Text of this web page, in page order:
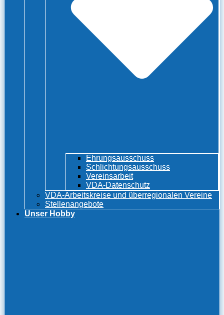
Ehrungsausschuss
Schlichtungsausschuss
Vereinsarbeit
VDA-Datenschutz
VDA-Arbeitskreise und überregionalen Vereine
Stellenangebote
Unser Hobby